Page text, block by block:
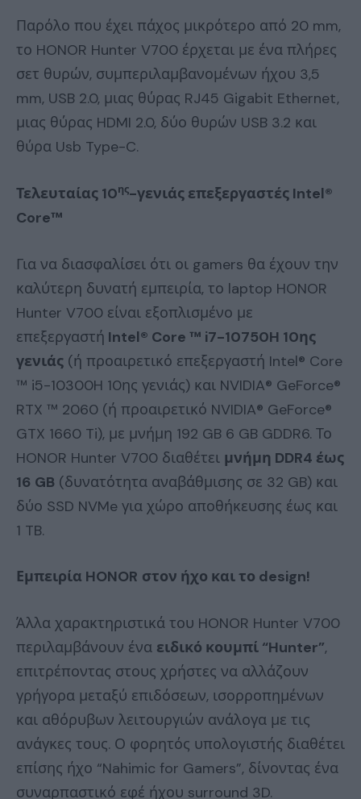
Παρόλο που έχει πάχος μικρότερο από 20 mm,
το HONOR Hunter V700 έρχεται με ένα πλήρες
σετ θυρών, συμπεριλαμβανομένων ήχου 3,5
mm, USB 2.0, μιας θύρας RJ45 Gigabit Ethernet,
μιας θύρας HDMI 2.0, δύο θυρών USB 3.2 και
θύρα Usb Type-C.
Τελευταίας 10ης-γενιάς επεξεργαστές Intel®
Core™
Για να διασφαλίσει ότι οι gamers θα έχουν την
καλύτερη δυνατή εμπειρία, το laptop HONOR
Hunter V700 είναι εξοπλισμένο με
επεξεργαστή Intel® Core ™ i7-10750H 10ης
γενιάς (ή προαιρετικό επεξεργαστή Intel® Core
™ i5-10300H 10ης γενιάς) και NVIDIA® GeForce®
RTX ™ 2060 (ή προαιρετικό NVIDIA® GeForce®
GTX 1660 Ti), με μνήμη 192 GB 6 GB GDDR6. Το
HONOR Hunter V700 διαθέτει μνήμη DDR4 έως
16 GB (δυνατότητα αναβάθμισης σε 32 GB) και
δύο SSD NVMe για χώρο αποθήκευσης έως και
1 TB.
Εμπειρία HONOR στον ήχο και το design!
Άλλα χαρακτηριστικά του HONOR Hunter V700
περιλαμβάνουν ένα ειδικό κουμπί “Hunter”,
επιτρέποντας στους χρήστες να αλλάζουν
γρήγορα μεταξύ επιδόσεων, ισορροπημένων
και αθόρυβων λειτουργιών ανάλογα με τις
ανάγκες τους. Ο φορητός υπολογιστής διαθέτει
επίσης ήχο “Nahimic for Gamers”, δίνοντας ένα
συναρπαστικό εφέ ήχου surround 3D.